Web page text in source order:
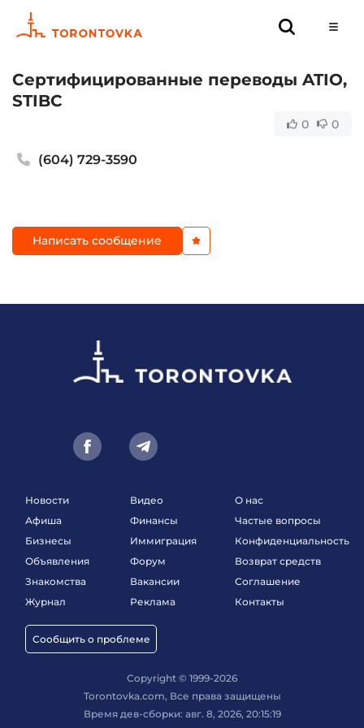
Сертифицированные переводы ATIO,
STIBC
0 0
(604) 729-3590
Написать сообщение
Новости
Афиша
Бизнесы
Объявления
Знакомства
Журнал
Сообщить о проблеме
Видео
Финансы
Иммиграция
Форум
Вакансии
Реклама
О нас
Частые вопросы
Конфиденциальность
Возврат средств
Соглашение
Контакты
Copyright © 1999-2026
Torontovka.com, Все права защищены
Время дев-сборки: авг. 8, 2026, 20:15:19